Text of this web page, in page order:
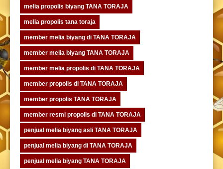
melia propolis biyang TANA TORAJA
melia propolis tana toraja
member melia biyang di TANA TORAJA
member melia biyang TANA TORAJA
member melia propolis di TANA TORAJA
member propolis di TANA TORAJA
member propolis TANA TORAJA
member resmi propolis di TANA TORAJA
penjual melia biyang asli TANA TORAJA
penjual melia biyang di TANA TORAJA
penjual melia biyang TANA TORAJA